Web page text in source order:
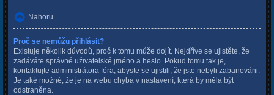
Nahoru
Proč se nemůžu přihlásit?
Existuje několik důvodů, proč k tomu může dojít. Nejdříve se ujistěte, že
zadáváte správné uživatelské jméno a heslo. Pokud tomu tak je,
kontaktujte administrátora fóra, abyste se ujistili, že jste nebyli zabanováni.
Je také možné, že je na webu chyba v nastavení, která by měla být
odstraněna.